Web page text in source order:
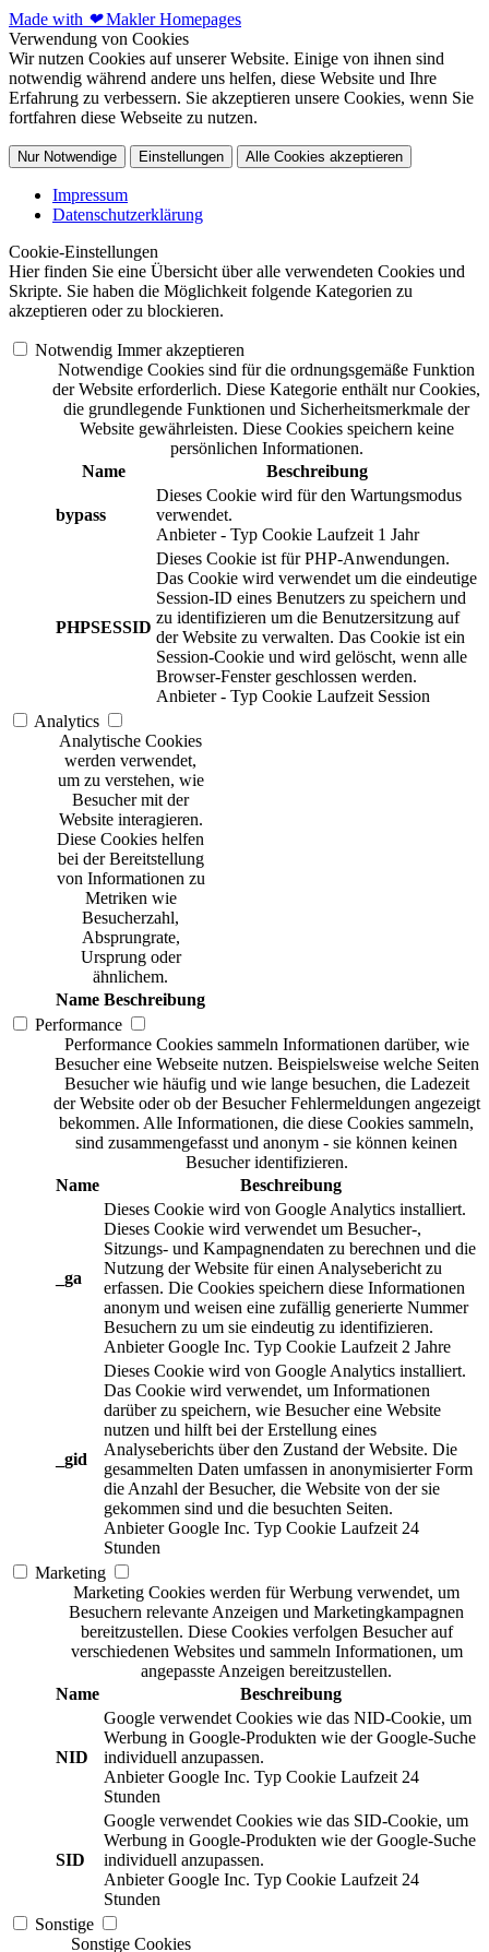
Made with ❤Makler Homepages
Verwendung von Cookies
Wir nutzen Cookies auf unserer Website. Einige von ihnen sind
notwendig während andere uns helfen, diese Website und Ihre
Erfahrung zu verbessern. Sie akzeptieren unsere Cookies, wenn Sie
fortfahren diese Webseite zu nutzen.
Nur Notwendige Einstellungen Alle Cookies akzeptieren
Impressum
Datenschutzerklärung
Cookie-Einstellungen
Hier finden Sie eine Übersicht über alle verwendeten Cookies und
Skripte. Sie haben die Möglichkeit folgende Kategorien zu
akzeptieren oder zu blockieren.
Notwendig Immer akzeptieren
Notwendige Cookies sind für die ordnungsgemäße Funktion
der Website erforderlich. Diese Kategorie enthält nur Cookies,
die grundlegende Funktionen und Sicherheitsmerkmale der
Website gewährleisten. Diese Cookies speichern keine
persönlichen Informationen.
Name
Beschreibung
bypass
Dieses Cookie wird für den Wartungsmodus
verwendet.
Anbieter - Typ Cookie Laufzeit 1 Jahr
PHPSESSID
Dieses Cookie ist für PHP-Anwendungen.
Das Cookie wird verwendet um die eindeutige
Session-ID eines Benutzers zu speichern und
zu identifizieren um die Benutzersitzung auf
der Website zu verwalten. Das Cookie ist ein
Session-Cookie und wird gelöscht, wenn alle
Browser-Fenster geschlossen werden.
Anbieter - Typ Cookie Laufzeit Session
Analytics
Analytische Cookies
werden verwendet,
um zu verstehen, wie
Besucher mit der
Website interagieren.
Diese Cookies helfen
bei der Bereitstellung
von Informationen zu
Metriken wie
Besucherzahl,
Absprungrate,
Ursprung oder
ähnlichem.
Name Beschreibung
Performance
Performance Cookies sammeln Informationen darüber, wie
Besucher eine Webseite nutzen. Beispielsweise welche Seiten
Besucher wie häufig und wie lange besuchen, die Ladezeit
der Website oder ob der Besucher Fehlermeldungen angezeigt
bekommen. Alle Informationen, die diese Cookies sammeln,
sind zusammengefasst und anonym - sie können keinen
Besucher identifizieren.
Name
Beschreibung
_ga
Dieses Cookie wird von Google Analytics installiert.
Dieses Cookie wird verwendet um Besucher-,
Sitzungs- und Kampagnendaten zu berechnen und die
Nutzung der Website für einen Analysebericht zu
erfassen. Die Cookies speichern diese Informationen
anonym und weisen eine zufällig generierte Nummer
Besuchern zu um sie eindeutig zu identifizieren.
Anbieter Google Inc. Typ Cookie Laufzeit 2 Jahre
_gid
Dieses Cookie wird von Google Analytics installiert.
Das Cookie wird verwendet, um Informationen
darüber zu speichern, wie Besucher eine Website
nutzen und hilft bei der Erstellung eines
Analyseberichts über den Zustand der Website. Die
gesammelten Daten umfassen in anonymisierter Form
die Anzahl der Besucher, die Website von der sie
gekommen sind und die besuchten Seiten.
Anbieter Google Inc. Typ Cookie Laufzeit 24
Stunden
Marketing
Marketing Cookies werden für Werbung verwendet, um
Besuchern relevante Anzeigen und Marketingkampagnen
bereitzustellen. Diese Cookies verfolgen Besucher auf
verschiedenen Websites und sammeln Informationen, um
angepasste Anzeigen bereitzustellen.
Name
Beschreibung
NID
Google verwendet Cookies wie das NID-Cookie, um
Werbung in Google-Produkten wie der Google-Suche
individuell anzupassen.
Anbieter Google Inc. Typ Cookie Laufzeit 24
Stunden
SID
Google verwendet Cookies wie das SID-Cookie, um
Werbung in Google-Produkten wie der Google-Suche
individuell anzupassen.
Anbieter Google Inc. Typ Cookie Laufzeit 24
Stunden
Sonstige
Sonstige Cookies